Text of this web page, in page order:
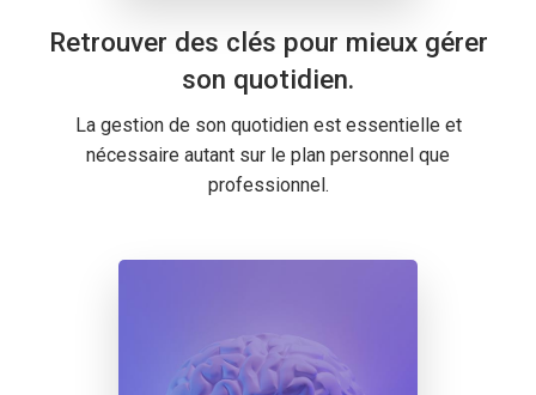
Retrouver des clés pour mieux gérer
son quotidien.
La gestion de son quotidien est essentielle et
nécessaire autant sur le plan personnel que
professionnel.